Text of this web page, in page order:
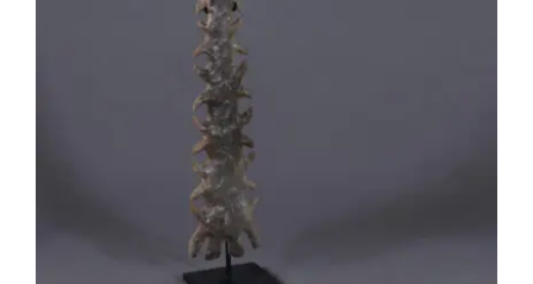
AMS004 Excentrique – Culture Maya